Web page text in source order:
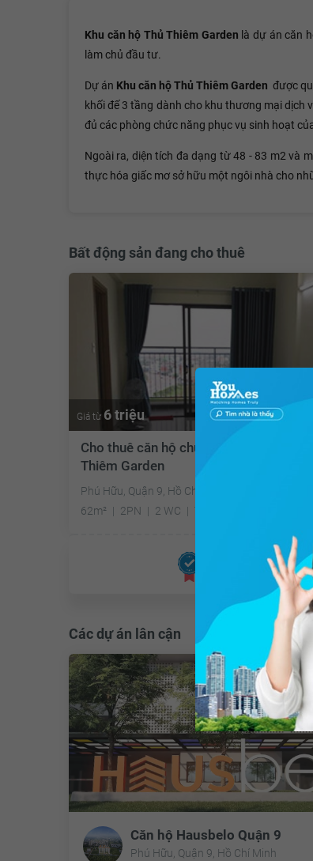
Khu căn hộ Thủ Thiêm Garden là dự án căn
làm chủ đầu tư.
Dự án Khu căn hộ Thủ Thiêm Garden được
khối đế 3 tầng dành cho khu thương mại dịch
đủ các phòng chức năng phục vụ sinh hoạt
Ngoài ra, diện tích đa dạng từ 48 - 83 m2 và
thực hóa giấc mơ sở hữu một ngôi nhà cho
Bất động sản đang cho thuê
Giá từ 6 triệu
Cho thuê căn hộ chung cư Khu căn hộ
Thiêm Garden
Phú Hữu, Quận 9, Hồ Chí Minh
62m²
2PN 2 WC Tây
Đã giao dịch
Các dự án lân cận
Căn hộ Hausbelo Quận 9
Phú Hữu, Quận 9, Hồ Chí Minh